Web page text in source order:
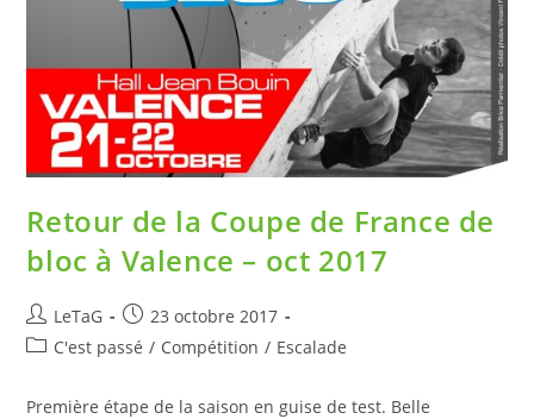
Retour de la Coupe de France de
bloc à Valence – oct 2017
LeTaG
23 octobre 2017
C'est passé / Compétition / Escalade
Première étape de la saison en guise de test. Belle